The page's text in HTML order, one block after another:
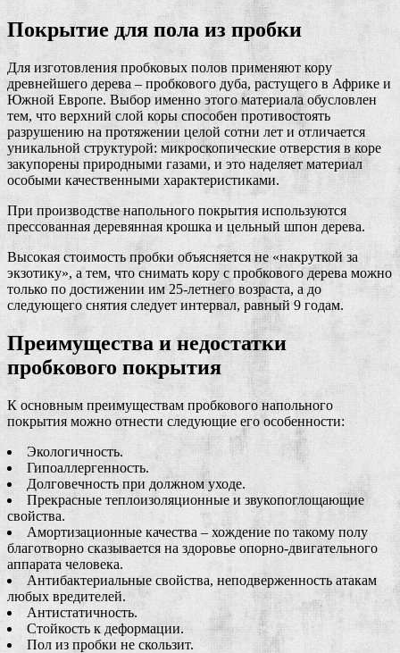
Покрытие для пола из пробки
Для изготовления пробковых полов применяют кору
древнейшего дерева – пробкового дуба, растущего в Африке и
Южной Европе. Выбор именно этого материала обусловлен
тем, что верхний слой коры способен противостоять
разрушению на протяжении целой сотни лет и отличается
уникальной структурой: микроскопические отверстия в коре
закупорены природными газами, и это наделяет материал
особыми качественными характеристиками.
При производстве напольного покрытия используются
прессованная деревянная крошка и цельный шпон дерева.
Высокая стоимость пробки объясняется не «накруткой за
экзотику», а тем, что снимать кору с пробкового дерева можно
только по достижении им 25-летнего возраста, а до
следующего снятия следует интервал, равный 9 годам.
Преимущества и недостатки
пробкового покрытия
К основным преимуществам пробкового напольного
покрытия можно отнести следующие его особенности:
Экологичность.
Гипоаллергенность.
Долговечность при должном уходе.
Прекрасные теплоизоляционные и звукопоглощающие
свойства.
Амортизационные качества – хождение по такому полу
благотворно сказывается на здоровье опорно-двигательного
аппарата человека.
Антибактериальные свойства, неподверженность атакам
любых вредителей.
Антистатичность.
Стойкость к деформации.
Пол из пробки не скользит.